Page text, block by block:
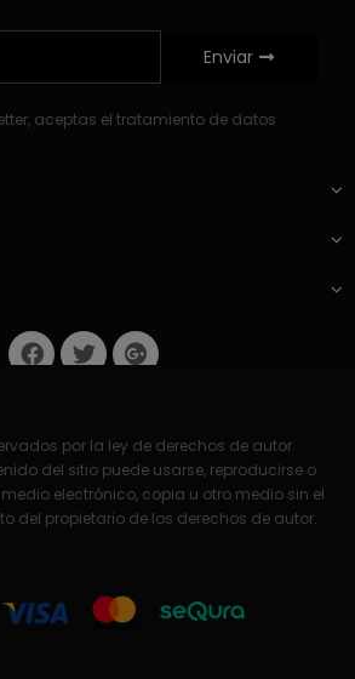
Enviar
aceptas el tratamiento de datos
por la ley de derechos de autor.
del sitio puede usarse, reproducirse o
electrónico, copia u otro medio sin el
del propietario de los derechos de autor.